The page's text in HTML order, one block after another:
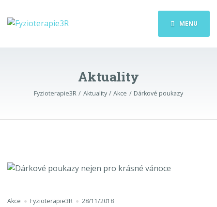
MENU
Aktuality
Fyzioterapie3R Aktuality Akce Dárkové poukazy
Akce Fyzioterapie3R 28/11/2018